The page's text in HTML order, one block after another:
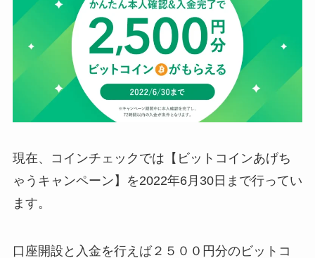
現在、コインチェックでは【ビットコインあげち
ゃうキャンペーン】を2022年6月30日まで行ってい
ます。
口座開設と入金を行えば２５００円分のビットコ